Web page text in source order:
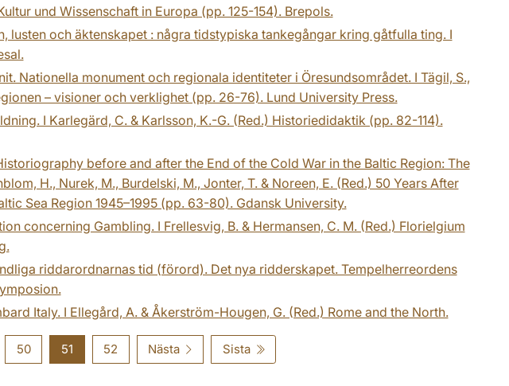
und Wissenschaft in Europa (pp. 125-154). Brepols.
lusten och äktenskapet : några tidstypiska tankegångar kring gåtfulla ting. I
Nationella monument och regionala identiteter i Öresundsområdet. I Tägil, S.,
– visioner och verklighet (pp. 26-76). Lund University Press.
I Karlegärd, C. & Karlsson, K.-G. (Red.) Historiedidaktik (pp. 82-114).
before and after the End of the Cold War in the Baltic Region: The
H., Nurek, M., Burdelski, M., Jonter, T. & Noreen, E. (Red.) 50 Years After
Sea Region 1945–1995 (pp. 63-80). Gdansk University.
concerning Gambling. I Frellesvig, B. & Hermansen, C. M. (Red.) Florielgium
riddarordnarnas tid (förord). Det nya ridderskapet. Tempelherreordens
Italy. I Ellegård, A. & Åkerström-Hougen, G. (Red.) Rome and the North.
50 51 52 Nästa Sista